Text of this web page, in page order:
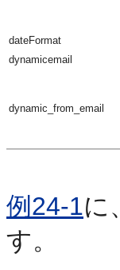
dateFormat
dynamicemail
dynamic_from_email
例24-1に
す。